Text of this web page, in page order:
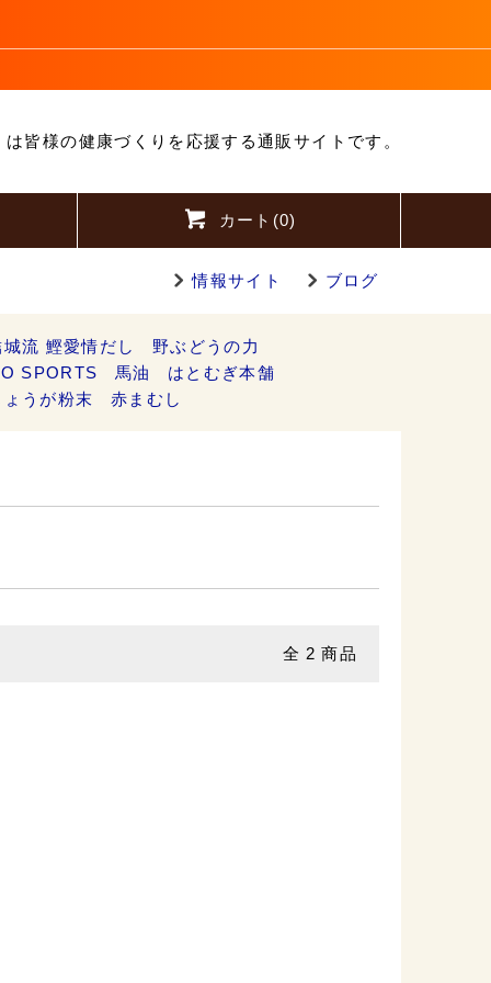
は皆様の健康づくりを応援する通販サイトです。
カート(0)
情報サイト ブログ
城流 鰹愛情だし
野ぶどうの力
SPORTS
馬油
はとむぎ本舗
ょうが粉末
赤まむし
全 2 商品